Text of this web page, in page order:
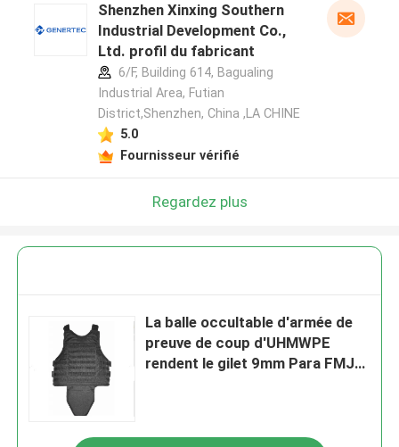
Shenzhen Xinxing Southern
Industrial Development Co.,
Ltd. profil du fabricant
6/F, Building 614, Bagualing
Industrial Area, Futian
District,Shenzhen, China ,LA CHINE
5.0
Fournisseur vérifié
Regardez plus
La balle occultable d'armée de
preuve de coup d'UHMWPE
rendent le gilet 9mm Para FMJ